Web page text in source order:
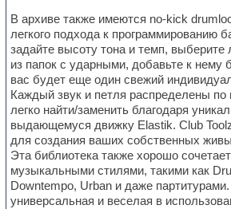
В архиве также имеются no-kick
легкого подхода к программированию
задайте высоту тона и темп, выберите
из папок с ударными, добавьте к нему
вас будет еще один свежий
Каждый звук и петля распределены по
легко найти/заменить благодаря
выдающемуся движку Elastik. Club
для создания ваших собственных
Эта библиотека также хорошо
музыкальными стилями, такими как
Downtempo, Urban и даже
универсальная и веселая в